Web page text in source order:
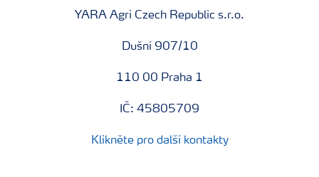
YARA Agri Czech Republic s.r.o.
Dušní 907/10
110 00 Praha 1
IČ: 45805709
Klikněte pro další kontakty